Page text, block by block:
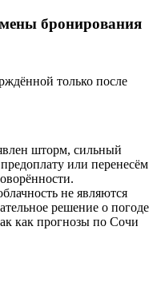
бронирования
только после
шторм, сильный
или перенесём
не являются
решение о погоде
как прогнозы по Сочи